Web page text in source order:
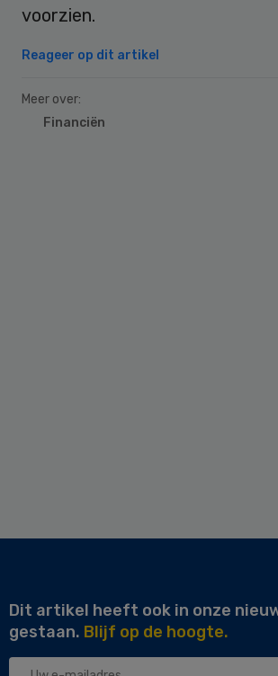
voorzien.
Reageer op dit artikel
Meer over:
Financiën
Dit artikel heeft ook in onze
gestaan. Blijf op de hoogte.
Uw